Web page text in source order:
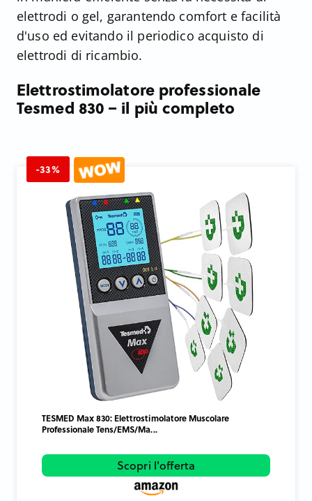
elettrodi o gel, garantendo comfort e facilità
d'uso ed evitando il periodico acquisto di
elettrodi di ricambio.
Elettrostimolatore professionale
Tesmed 830 – il più completo
-33%
TESMED Max 830: Elettrostimolatore Muscolare
Professionale Tens/EMS/Ma...
Scopri l'offerta